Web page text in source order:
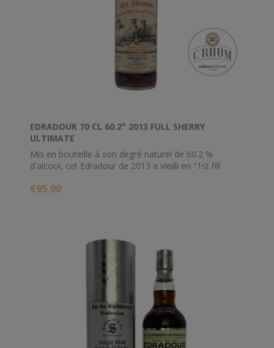
EDRADOUR 70 CL 60.2° 2013 FULL SHERRY
ULTIMATE
Mis en bouteille à son degré naturel de 60.2 %
d'alcool, cet Edradour de 2013 a vieilli en "1st fill
€95,00